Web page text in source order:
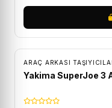
ARAÇ ARKASI
Yakima SuperJoe 3